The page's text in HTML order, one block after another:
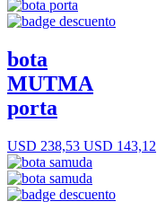
bota
MUTMA
porta
USD 238,53 USD 143,12